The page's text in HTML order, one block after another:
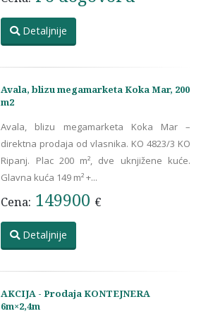
Detaljnije
Avala, blizu megamarketa Koka Mar, 200
m2
Avala, blizu megamarketa Koka Mar –
direktna prodaja od vlasnika. KO 4823/3 KO
Ripanj. Plac 200 m², dve uknjižene kuće.
Glavna kuća 149 m² +...
Cena: 149900 €
Detaljnije
AKCIJA - Prodaja KONTEJNERA
6m×2,4m